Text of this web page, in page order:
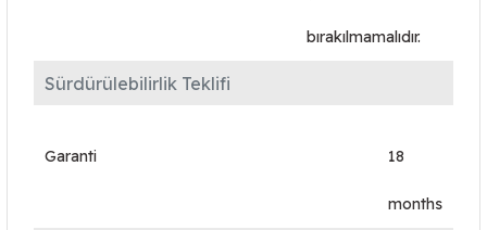
Sürdürülebilirlik Teklifi
bırakılmamalıdır.
Garanti 18
months